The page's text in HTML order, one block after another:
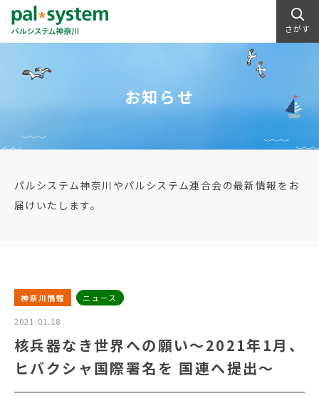
さがす
お知らせ
パルシステム神奈川やパルシステム連合会の最新情報をお
届けいたします。
神奈川情報 ニュース
2021.01.18
核兵器なき世界への願い～2021年1月、
ヒバクシャ国際署名を 国連へ提出～